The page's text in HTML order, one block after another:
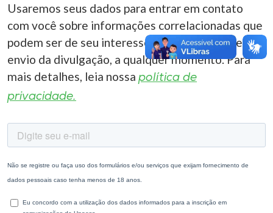
Usaremos seus dados para entrar em contato
com você sobre informações correlacionadas que
podem ser de seu interesse. Você pode cancelar o
envio da divulgação, a qualquer momento. Para
mais detalhes, leia nossa política de
privacidade.